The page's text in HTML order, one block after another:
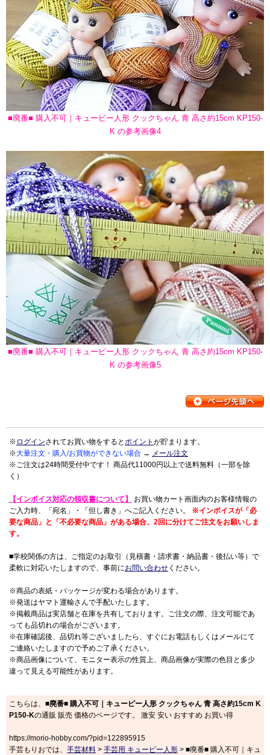
■廃番■ 購入不可｜キューピー人形 クックちゃん 青 高さ約15cm KP150-
K の参考画像4
■廃番■ 購入不可｜キューピー人形 クックちゃん 青 高さ約15cm KP150-
K の参考画像5
※ ログインされてお買い物をするとポイント が貯まります。
※大量注文・購入/お買物ができない場合 → メール注文
※ご注文は24時間受付中です！ 商品代11000円以上で送料無料（一部を除
く）
【インボイス対応の領収書について】
お買い物カート画面内のお客様情報の
ご入力時、「宛名」・「但し書き」へご記入ください。 ※インボイスが「必
要な商品」と「不必要な商品」がある場合、2回に分けてご注文をお願いしま
す。
■学校関係の方は、ご指定のお取引（見積書・請求書・納品書・後払い等）で
柔軟に対応いたしますので、事前にお問い合わせ ください。
※商品の表紙・パッケージが変わる場合があります。
※発送はヤマト運輸さんで手配いたします。
※掲載商品は実店舗と在庫を共有しております。ご注文の際、注文可能であ
っても品切れの場合がございます。
※在庫確認後、品切れ等ございましたら、すぐにお電話もしくはメールにて
ご連絡いたしますので予めご了承ください。
※商品画像について、モニター表示の性質上、商品画像が実際の色目と多少
違って見える可能性があります。
こちらは、 ■廃番■ 購入不可｜キューピー人形 クックちゃん 青 高さ約15cm K
P150-Kの通販 販売 価格のページです。 激安 安い おすすめ お買い得
https://morio-hobby.com/?pid=122895915
手芸もりおでは、 手芸材料 > 手芸用 キューピー人形 > ■廃番■ 購入不可｜キュ